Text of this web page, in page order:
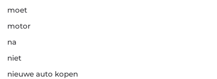
moet
motor
na
niet
nieuwe auto kopen